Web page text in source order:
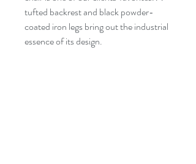
tufted backrest and black powder-
coated iron legs bring out the industrial
essence of its design.